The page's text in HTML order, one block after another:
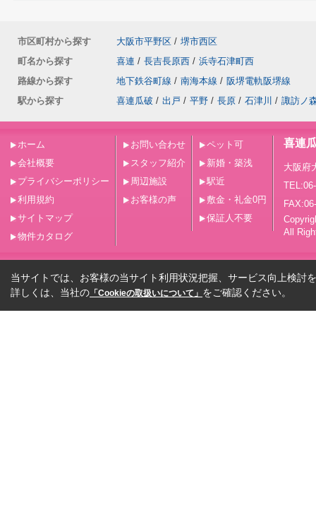
市区町村から探す 大阪市平野区 / 堺市西区
町名から探す
喜連 / 長吉長原西 / 浜寺石津町西
路線から探す
地下鉄谷町線 / 南海本線 / 阪堺電軌阪堺線
駅から探す
喜連瓜破 / 出戸 / 平野 / 長原 / 石津川 / 諏訪ノ
ホーム
会社概要
プライバシーポリシー
利用規約
サイトマップ
物件カタログ
お問い合わせ
スタッフ紹介
周辺施設
お客様の声
ペット可
新婚・築浅
駅近
敷金・礼金0円
保証人不要
喜連
大阪府
All
当サイトでは、お客様の当サイト利用状況把握、サービス向上検討
詳しくは、当社の 「Cookieの取扱いについて」 をご確認ください。